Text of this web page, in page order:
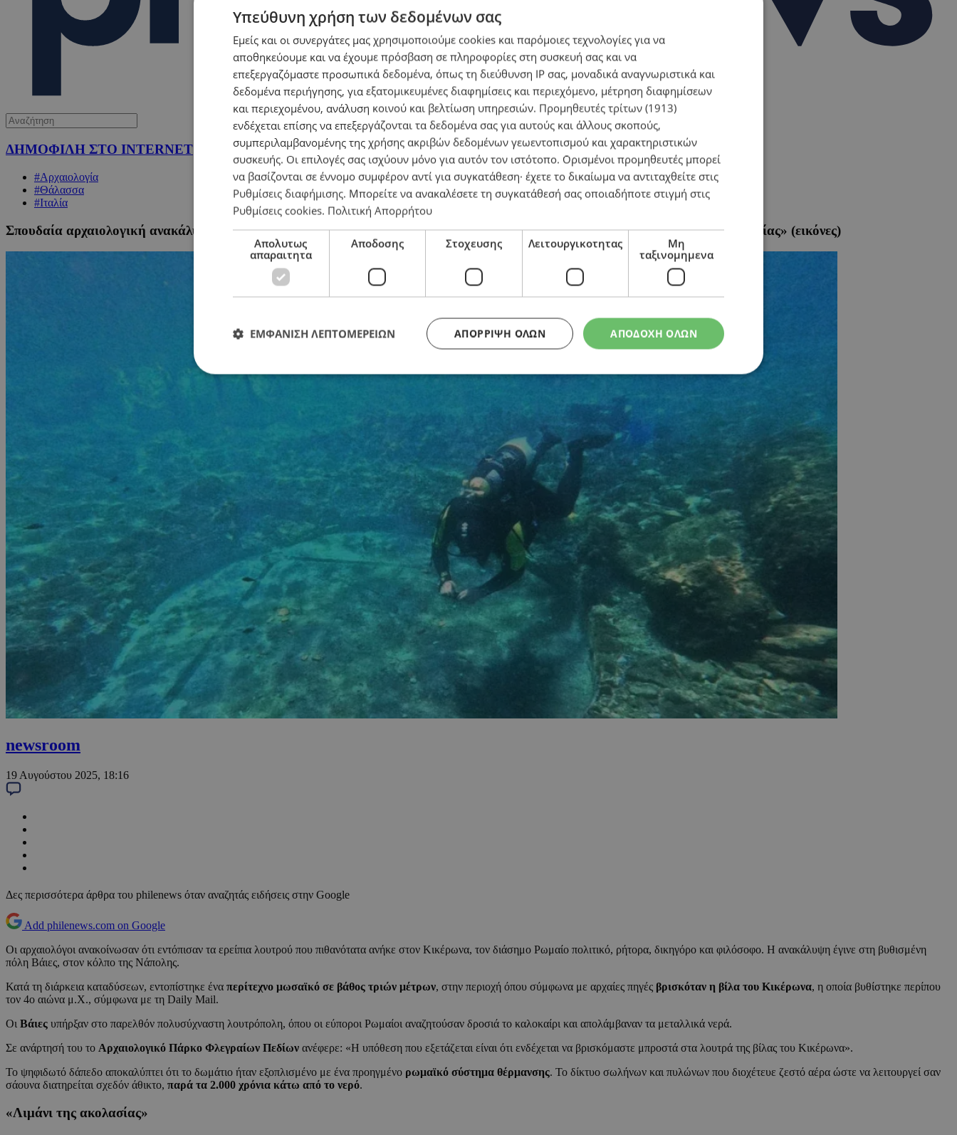
ΔΗΜΟΦΙΛΗ ΣΤΟ INTERNET
#Αρχαιολογία
#Θάλασσα
#Ιταλία
Σπουδαία αρχαιολογική ανακάλυψη μετά από 2.000 χρόνια: Βρέθηκε το λουτρό του Κικέρωνα στο βυθισμένο «λιμάνι της ακολασίας» (εικόνες)
newsroom
19 Αυγούστου 2025, 18:16
Δες περισσότερα άρθρα του philenews όταν αναζητάς ειδήσεις στην Google
Add philenews.com on Google
Οι αρχαιολόγοι ανακοίνωσαν ότι εντόπισαν τα ερείπια λουτρού που πιθανότατα ανήκε στον Κικέρωνα, τον διάσημο Ρωμαίο πολιτικό, ρήτορα, δικηγόρο και φιλόσοφο. Η ανακάλυψη έγινε στη βυθισμένη
πόλη Βάιες, στον κόλπο της Νάπολης.
Κατά τη διάρκεια καταδύσεων, εντοπίστηκε ένα περίτεχνο μωσαϊκό σε βάθος τριών μέτρων, στην περιοχή όπου σύμφωνα με αρχαίες πηγές βρισκόταν η βίλα του Κικέρωνα, η οποία βυθίστηκε περίπου
τον 4ο αιώνα μ.Χ., σύμφωνα με τη Daily Mail.
Οι Βάιες υπήρξαν στο παρελθόν πολυσύχναστη λουτρόπολη, όπου οι εύποροι Ρωμαίοι αναζητούσαν δροσιά το καλοκαίρι και απολάμβαναν τα μεταλλικά νερά.
Σε ανάρτησή του το Αρχαιολογικό Πάρκο Φλεγραίων Πεδίων ανέφερε: «Η υπόθεση που εξετάζεται είναι ότι ενδέχεται να βρισκόμαστε μπροστά στα λουτρά της βίλας του Κικέρωνα».
Το ψηφιδωτό δάπεδο αποκαλύπτει ότι το δωμάτιο ήταν εξοπλισμένο με ένα προηγμένο ρωμαϊκό σύστημα θέρμανσης. Το δίκτυο σωλήνων και πυλώνων που διοχέτευε ζεστό αέρα ώστε να λειτουργεί σαν
σάουνα διατηρείται σχεδόν άθικτο, παρά τα 2.000 χρόνια κάτω από το νερό.
«Λιμάνι της ακολασίας»
Υπεύθυνη χρήση των δεδομένων σας
Εμείς και οι συνεργάτες μας χρησιμοποιούμε cookies και παρόμοιες τεχνολογίες για να
αποθηκεύουμε και να έχουμε πρόσβαση σε πληροφορίες στη συσκευή σας και να
επεξεργαζόμαστε προσωπικά δεδομένα, όπως τη διεύθυνση IP σας, μοναδικά αναγνωριστικά και
δεδομένα περιήγησης, για εξατομικευμένες διαφημίσεις και περιεχόμενο, μέτρηση διαφημίσεων
και περιεχομένου, ανάλυση κοινού και βελτίωση υπηρεσιών. Προμηθευτές τρίτων (1913)
ενδέχεται επίσης να επεξεργάζονται τα δεδομένα σας για αυτούς και άλλους σκοπούς,
συμπεριλαμβανομένης της χρήσης ακριβών δεδομένων γεωεντοπισμού και χαρακτηριστικών
συσκευής. Οι επιλογές σας ισχύουν μόνο για αυτόν τον ιστότοπο. Ορισμένοι προμηθευτές μπορεί
να βασίζονται σε έννομο συμφέρον αντί για συγκατάθεση· έχετε το δικαίωμα να αντιταχθείτε στις
Ρυθμίσεις διαφήμισης. Μπορείτε να ανακαλέσετε τη συγκατάθεσή σας οποιαδήποτε στιγμή στις
Ρυθμίσεις cookies. Πολιτική Απορρήτου
Απολυτως
απαραιτητα
Αποδοσης Στοχευσης Λειτουργικοτητας
Μη
ταξινομημενα
ΑΠΟΔΟΧΗ ΟΛΩΝ
ΑΠΌΡΡΙΨΗ ΌΛΩΝ
ΕΜΦΑΝΙΣΗ ΛΕΠΤΟΜΕΡΕΙΩΝ